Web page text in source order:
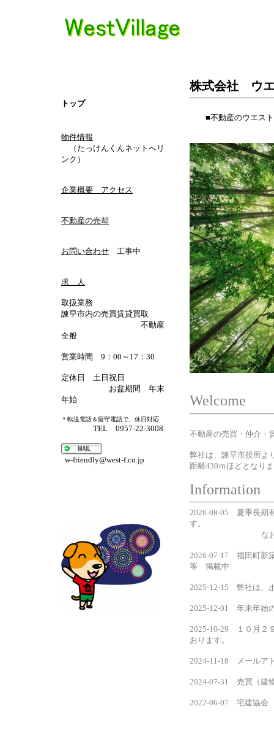
トップ
物件情報
（たっけんくんネットへリ
ンク）
企業概要 アクセス
不動産の売却
お問い合わせ 工事中
求 人
取扱業務
諫早市内の売買賃貸買取
不動産
全般
営業時間 9：00～17：30
定休日 土日祝日
お盆期間 年末
年始
＊転送電話＆留守電話で、休日対応
TEL 0957-22-3008
w-friendly@west-f.co.jp
株式会社 ウ
■不動産のウエスト
Welcome
不動産の売買・仲介・
弊社は、諫早市役所
距離430ｍほどとなり
Information
2026-08-05 夏季長期
す。
なお、電話対
2026-07-17 福田町新
等 掲載中
2025-12-15 弊社は、
2025-12-01 年末年始
2025-10-29 １０月２
おります。
2024-11-18 メールア
2024-07-31 売買（建
2022-06-07 宅建協会